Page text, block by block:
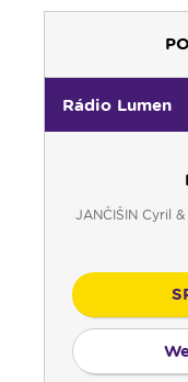
Rádio Lumen
JANČIŠIN Cyril